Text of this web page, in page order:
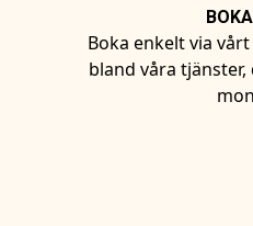
Boka enkelt via
bland våra